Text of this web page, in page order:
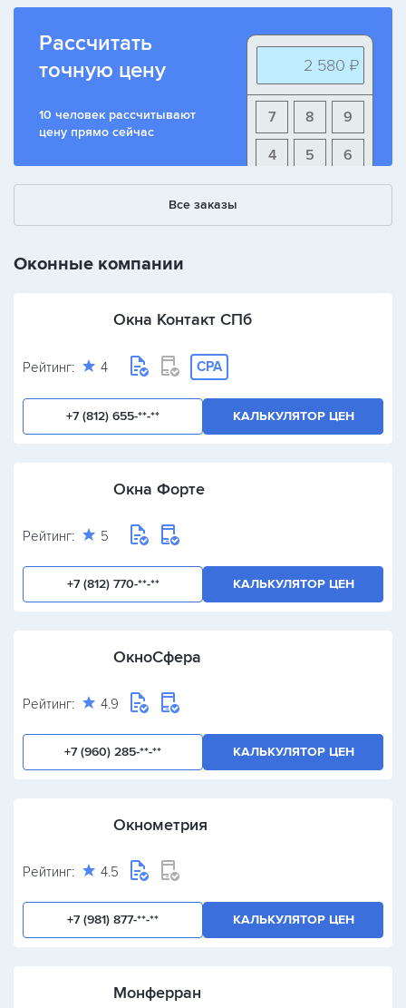
Рассчитать
точную цену
10 человек рассчитывают
цену прямо сейчас
2 580 ₽
9
8
7
6
5
4
+ - /
Все заказы
Оконные компании
Окна Контакт СПб
Рейтинг: 4 CPA
+7 (812) 655-**-** КАЛЬКУЛЯТОР ЦЕН
Окна Форте
Рейтинг: 5
+7 (812) 770-**-** КАЛЬКУЛЯТОР ЦЕН
ОкноСфера
Рейтинг: 4.9
+7 (960) 285-**-** КАЛЬКУЛЯТОР ЦЕН
Окнометрия
Рейтинг: 4.5
+7 (981) 877-**-** КАЛЬКУЛЯТОР ЦЕН
Монферран